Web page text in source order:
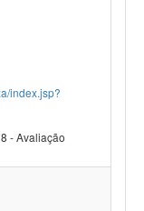
index.jsp?
- Avaliação